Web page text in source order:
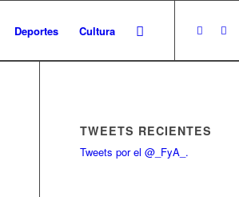
Deportes Cultura
TWEETS RECIENTES
Tweets por el @_FyA_.